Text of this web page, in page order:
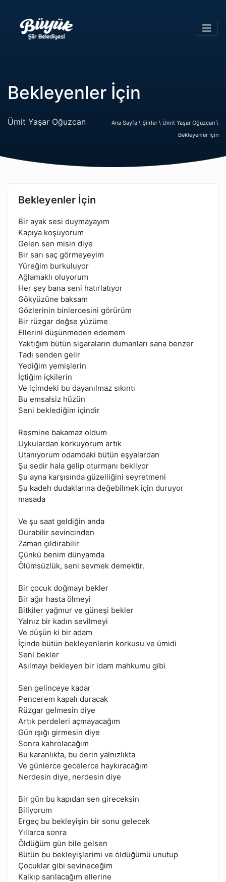
Bekleyenler İçin
Ümit Yaşar Oğuzcan Ana Sayfa \ Şiirler \ Ümit Yaşar Oğuzcan \
Bekleyenler İçin
Bekleyenler İçin
Bir ayak sesi duymayayım
Kapıya koşuyorum
Gelen sen misin diye
Bir sarı saç görmeyeyim
Yüreğim burkuluyor
Ağlamaklı oluyorum
Her şey bana seni hatırlatıyor
Gökyüzüne baksam
Gözlerinin binlercesini görürüm
Bir rüzgar değse yüzüme
Ellerini düşünmeden edemem
Yaktığım bütün sigaraların dumanları sana benzer
Tadı senden gelir
Yediğim yemişlerin
İçtiğim içkilerin
Ve içimdeki bu dayanılmaz sıkıntı
Bu emsalsiz hüzün
Seni beklediğim içindir
Resmine bakamaz oldum
Uykulardan korkuyorum artık
Utanıyorum odamdaki bütün eşyalardan
Şu sedir hala gelip oturmanı bekliyor
Şu ayna karşısında güzelliğini seyretmeni
Şu kadeh dudaklarına değebilmek için duruyor
masada
Ve şu saat geldiğin anda
Durabilir sevincinden
Zaman çıldırabilir
Çünkü benim dünyamda
Ölümsüzlük, seni sevmek demektir.
Bir çocuk doğmayı bekler
Bir ağır hasta ölmeyi
Bitkiler yağmur ve güneşi bekler
Yalnız bir kadın sevilmeyi
Ve düşün ki bir adam
İçinde bütün bekleyenlerin korkusu ve ümidi
Seni bekler
Asılmayı bekleyen bir idam mahkumu gibi
Sen gelinceye kadar
Pencerem kapalı duracak
Rüzgar gelmesin diye
Artık perdeleri açmayacağım
Gün ışığı girmesin diye
Sonra kahrolacağım
Bu karanlıkta, bu derin yalnızlıkta
Ve günlerce gecelerce haykıracağım
Nerdesin diye, nerdesin diye
Bir gün bu kapıdan sen gireceksin
Biliyorum
Ergeç bu bekleyişin bir sonu gelecek
Yıllarca sonra
Öldüğüm gün bile gelsen
Bütün bu bekleyişlerimi ve öldüğümü unutup
Çocuklar gibi sevineceğim
Kalkıp sarılacağım ellerine